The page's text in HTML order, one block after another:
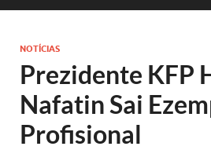
NOTÍCIAS
Prezidente KFP
Nafatin Sai
Profisional